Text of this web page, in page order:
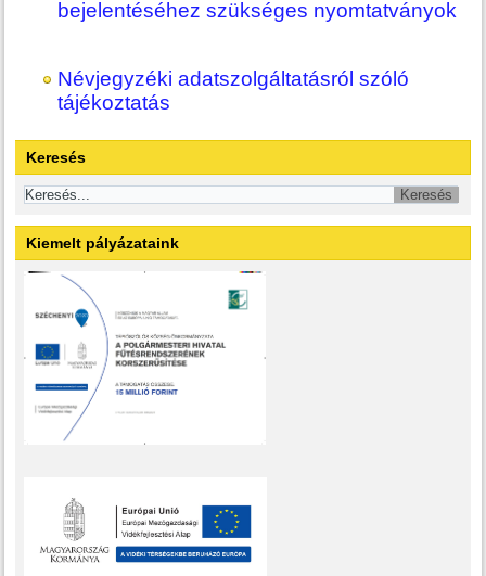
bejelentéséhez szükséges nyomtatványok
Névjegyzéki adatszolgáltatásról szóló
tájékoztatás
Keresés
Kiemelt pályázataink